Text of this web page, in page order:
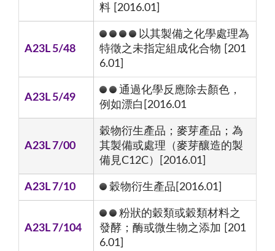
料 [2016.01]
A23L 5/48
以其製備之化學處理為
特徵之未指定組成化合物 [201
6.01]
A23L 5/49
通過化學反應除去顏色，
例如漂白[2016.01
A23L 7/00
穀物衍生產品；麥芽產品；為
其製備或處理（麥芽釀造的製
備見C12C）[2016.01]
A23L 7/10 穀物衍生產品[2016.01]
A23L 7/104
粉狀的穀類或穀類材料之
發酵；酶或微生物之添加 [201
6.01]